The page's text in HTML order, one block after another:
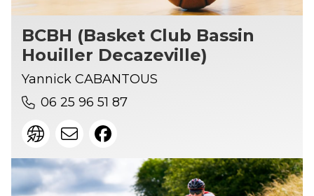
BCBH (Basket Club Bassin
Houiller Decazeville)
Yannick CABANTOUS
06 25 96 51 87